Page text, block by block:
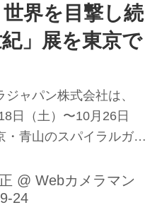
界を目撃し続
」展を東京で
ジャパン株式会社は、
日（土）〜10月26日
・青山のスパイラルガー
ント「ライカの100年：
続けた1世紀」展を開催
@ Webカメラマン